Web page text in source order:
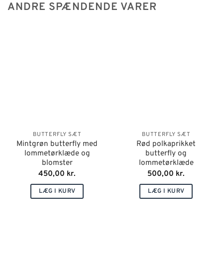
ANDRE SPÆNDENDE VARER
BUTTERFLY SÆT
Mintgrøn butterfly med
lommetørklæde og
blomster
450,00 kr.
LÆG I KURV
BUTTERFLY SÆT
Rød polkaprikket
butterfly og
lommetørklæde
500,00 kr.
LÆG I KURV